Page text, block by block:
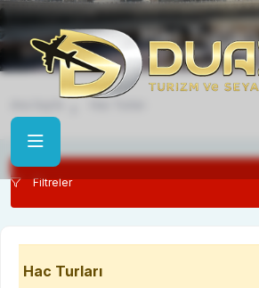
Hac Turları
Filtreler
Hac Turları